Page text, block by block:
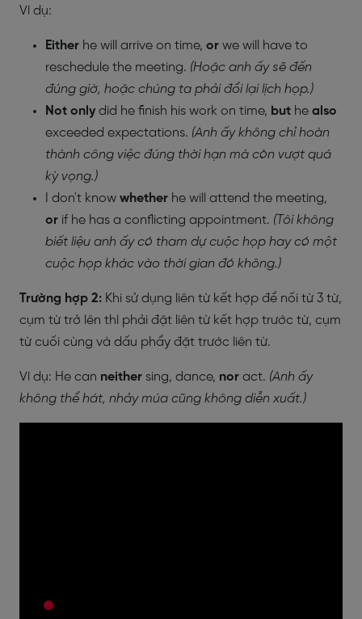
Ví dụ:
Either he will arrive on time, or we will have to
reschedule the meeting. (Hoặc anh ấy sẽ đến
đúng giờ, hoặc chúng ta phải đổi lại lịch họp.)
Not only did he finish his work on time, but he also
exceeded expectations. (Anh ấy không chỉ hoàn
thành công việc đúng thời hạn mà còn vượt quá
kỳ vọng.)
I don't know whether he will attend the meeting,
or if he has a conflicting appointment. (Tôi không
biết liệu anh ấy có tham dự cuộc họp hay có một
cuộc họp khác vào thời gian đó không.)
Trường hợp 2: Khi sử dụng liên từ kết hợp để nối từ 3 từ,
cụm từ trở lên thì phải đặt liên từ kết hợp trước từ, cụm
từ cuối cùng và dấu phẩy đặt trước liên từ.
Ví dụ: He can neither sing, dance, nor act. (Anh ấy
không thể hát, nhảy múa cũng không diễn xuất.)